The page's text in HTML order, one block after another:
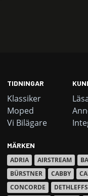
TIDNINGAR
Klassiker
Moped
Vi Bilägare
MÄRKEN
ADRIA
AIRSTREAM
BÜRSTNER
CABBY
CONCORDE
DETHLEFFS